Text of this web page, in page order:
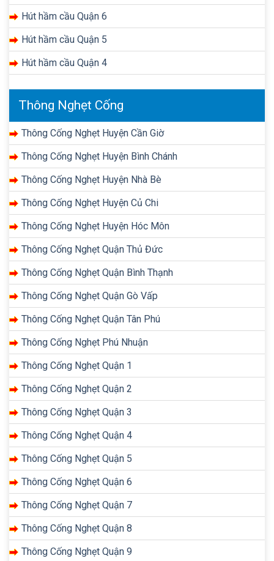
Hút hầm cầu Quận 6
Hút hầm cầu Quận 5
Hút hầm cầu Quận 4
Thông Nghẹt Cống
Thông Cống Nghẹt Huyện Cần Giờ
Thông Cống Nghẹt Huyện Bình Chánh
Thông Cống Nghẹt Huyện Nhà Bè
Thông Cống Nghẹt Huyện Củ Chi
Thông Cống Nghẹt Huyện Hóc Môn
Thông Cống Nghẹt Quận Thủ Đức
Thông Cống Nghẹt Quận Bình Thạnh
Thông Cống Nghẹt Quận Gò Vấp
Thông Cống Nghẹt Quận Tân Phú
Thông Cống Nghẹt Phú Nhuận
Thông Cống Nghẹt Quận 1
Thông Cống Nghẹt Quận 2
Thông Cống Nghẹt Quận 3
Thông Cống Nghẹt Quận 4
Thông Cống Nghẹt Quận 5
Thông Cống Nghẹt Quận 6
Thông Cống Nghẹt Quận 7
Thông Cống Nghẹt Quận 8
Thông Cống Nghẹt Quận 9